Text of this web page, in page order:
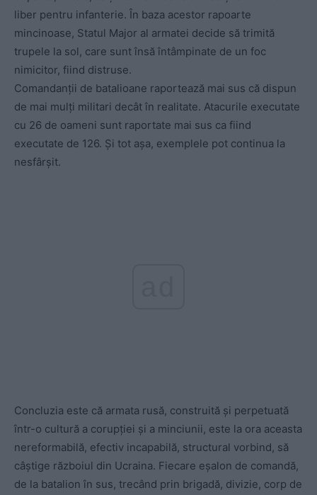
liber pentru infanterie. În baza acestor rapoarte
mincinoase, Statul Major al armatei decide să trimită
trupele la sol, care sunt însă întâmpinate de un foc
nimicitor, fiind distruse.
Comandanții de batalioane raportează mai sus că dispun
de mai mulți militari decât în realitate. Atacurile executate
cu 26 de oameni sunt raportate mai sus ca fiind
executate de 126. Și tot așa, exemplele pot continua la
nesfârșit.
Concluzia este că armata rusă, construită și perpetuată
într-o cultură a corupției și a minciunii, este la ora aceasta
nereformabilă, efectiv incapabilă, structural vorbind, să
câștige războiul din Ucraina. Fiecare eșalon de comandă,
de la batalion în sus, trecând prin brigadă, divizie, corp de